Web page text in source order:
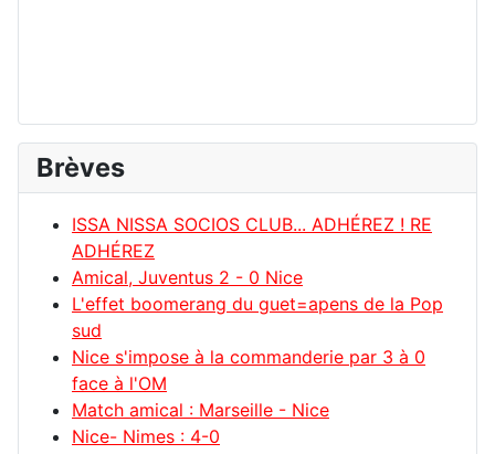
Brèves
ISSA NISSA SOCIOS CLUB... ADHÉREZ ! RE
ADHÉREZ
Amical, Juventus 2 - 0 Nice
L'effet boomerang du guet=apens de la Pop
sud
Nice s'impose à la commanderie par 3 à 0
face à l'OM
Match amical : Marseille - Nice
Nice- Nimes : 4-0